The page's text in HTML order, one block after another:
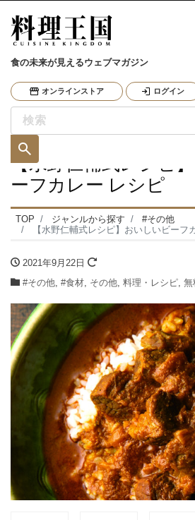
食の未来が見えるウェブマガジン
オンラインストア ログイン
【水野仁輔式レシピ】
ーフカレー レシピ
TOP ジャンルから探す
#その他
【水野仁輔式レシピ】おいしいビーフ
2021年9月22日
#その他, #食材, その他, 料理・レシピ, 無